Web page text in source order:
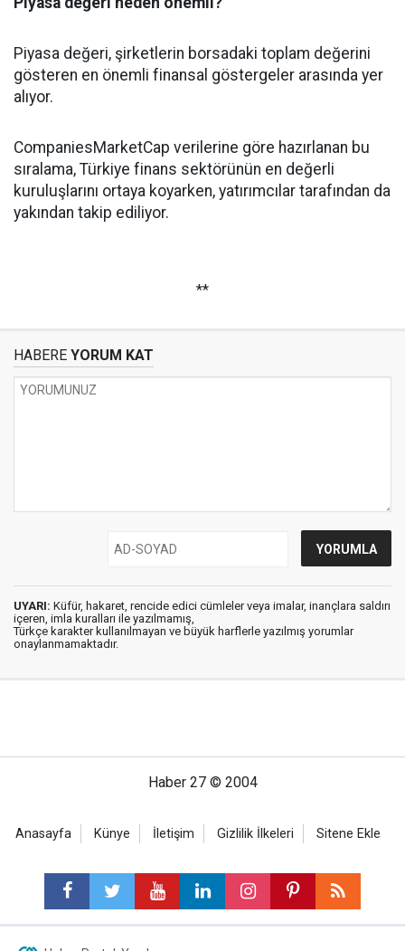
Piyasa değeri, şirketlerin borsadaki toplam değerini
gösteren en önemli finansal göstergeler arasında yer
alıyor.
CompaniesMarketCap verilerine göre hazırlanan bu
sıralama, Türkiye finans sektörünün en değerli
kuruluşlarını ortaya koyarken, yatırımcılar tarafından da
yakından takip ediliyor.
**
HABERE YORUM KAT
UYARI: Küfür, hakaret, rencide edici cümleler veya imalar, inançlara saldırı
içeren, imla kuralları ile yazılmamış,
Türkçe karakter kullanılmayan ve büyük harflerle yazılmış yorumlar
onaylanmamaktadır.
Haber 27 © 2004
Anasayfa Künye İletişim Gizlilik İlkeleri Sitene Ekle